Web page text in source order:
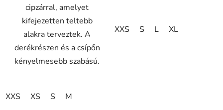
cipzárral, amelyet
kifejezetten teltebb
alakra terveztek. A
derékrészen és a csípőn
kényelmesebb szabású.
XXS XS S M
XXS S L XL